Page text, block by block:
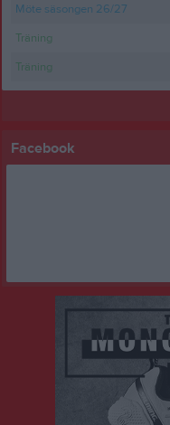
Möte säsongen 26/27
Träning
Träning
Facebook